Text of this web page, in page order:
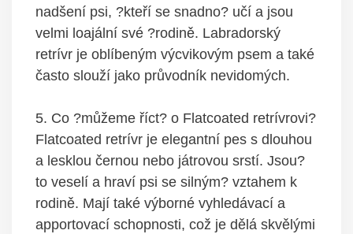
nadšení psi, ?kteří se snadno? učí a jsou
velmi loajální své ?rodině. Labradorský
retrívr je oblíbeným výcvikovým psem a také
často slouží jako průvodník nevidomých.
5. Co ?můžeme říct? o Flatcoated retrívrovi?
Flatcoated retrívr je elegantní pes s dlouhou
a lesklou černou nebo játrovou srstí. Jsou?
to veselí a hraví psi se silným? vztahem k
rodině. Mají také výborné vyhledávací a
apportovací schopnosti, což je dělá skvělými